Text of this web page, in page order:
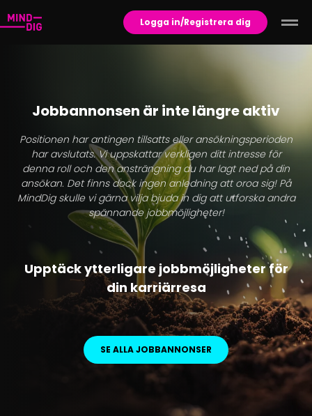
Logga in/Registrera dig
Jobbannonsen är inte längre aktiv
Positionen har antingen tillsatts eller ansökningsperioden
har avslutats. Vi uppskattar verkligen ditt intresse för
denna roll och den ansträngning du har lagt ned på din
ansökan. Det finns dock ingen anledning att oroa sig! På
MindDig skulle vi gärna vilja bjuda in dig att utforska andra
spännande jobbmöjligheter!
Upptäck ytterligare jobbmöjligheter för
din karriärresa
SE ALLA JOBBANNONSER